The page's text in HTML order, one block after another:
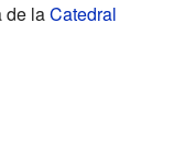
de laCatedral